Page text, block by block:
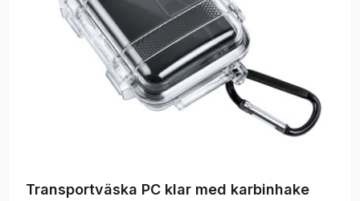
Transportväska PC klar med karbinhake